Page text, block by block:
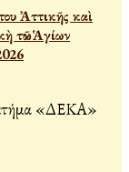
Ἀττικῆς καὶ
τῶν Ἁγίων